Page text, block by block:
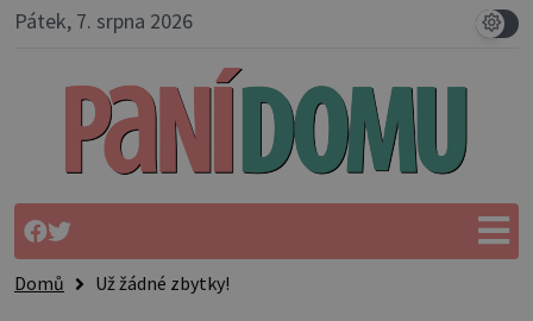
Pátek, 7. srpna 2026
Domů Už žádné zbytky!